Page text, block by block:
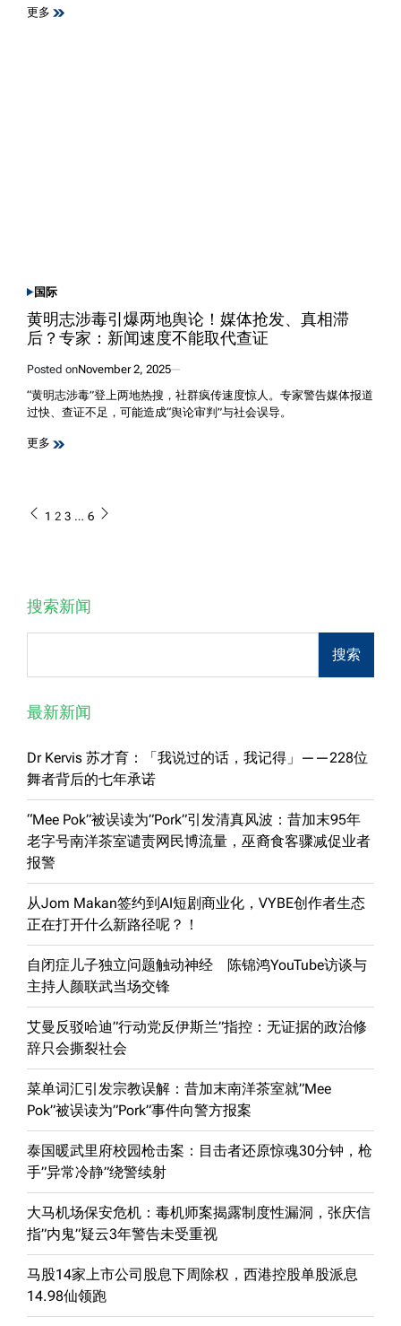
更多
POSTED
IN
国际
黄明志涉毒引爆两地舆论！媒体抢发、真相滞
后？专家：新闻速度不能取代查证
Posted onNovember 2, 2025
“黄明志涉毒”登上两地热搜，社群疯传速度惊人。专家警告媒体报道
过快、查证不足，可能造成“舆论审判”与社会误导。
更多
Posts
1 2 3 … 6
搜索新闻
搜索
最新新闻
Dr Kervis 苏才育：「我说过的话，我记得」——228位
舞者背后的七年承诺
“Mee Pok”被误读为”Pork”引发清真风波：昔加末95年
老字号南洋茶室谴责网民博流量，巫裔食客骤减促业者
报警
从Jom Makan签约到AI短剧商业化，VYBE创作者生态
正在打开什么新路径呢？！
自闭症儿子独立问题触动神经 陈锦鸿YouTube访谈与
主持人颜联武当场交锋
艾曼反驳哈迪”行动党反伊斯兰”指控：无证据的政治修
辞只会撕裂社会
菜单词汇引发宗教误解：昔加末南洋茶室就”Mee
Pok”被误读为”Pork”事件向警方报案
泰国暖武里府校园枪击案：目击者还原惊魂30分钟，枪
手”异常冷静”绕警续射
大马机场保安危机：毒机师案揭露制度性漏洞，张庆信
指”内鬼”疑云3年警告未受重视
马股14家上市公司股息下周除权，西港控股单股派息
14.98仙领跑